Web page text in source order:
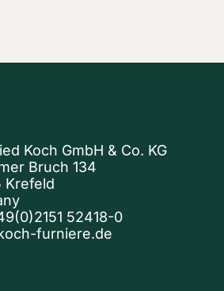
Koch GmbH & Co. KG
Bruch 134
Krefeld
52418-0
furniere.de